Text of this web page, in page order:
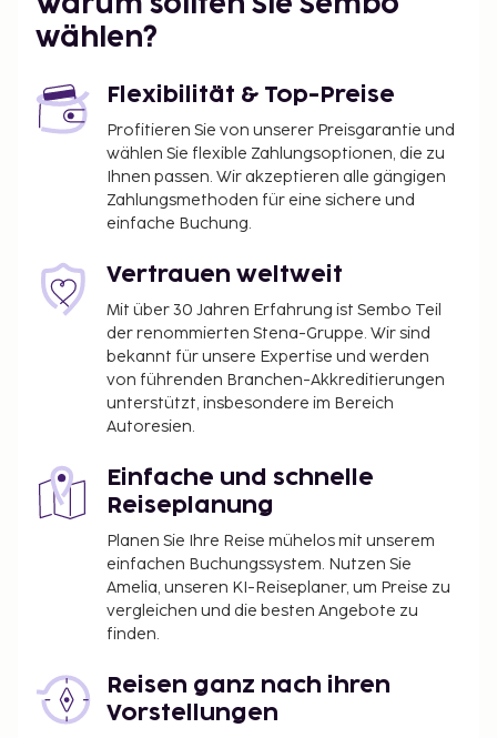
Warum sollten Sie Sembo
wählen?
Flexibilität & Top-Preise
Profitieren Sie von unserer Preisgarantie und
wählen Sie flexible Zahlungsoptionen, die zu
Ihnen passen. Wir akzeptieren alle gängigen
Zahlungsmethoden für eine sichere und
einfache Buchung.
Vertrauen weltweit
Mit über 30 Jahren Erfahrung ist Sembo Teil
der renommierten Stena-Gruppe. Wir sind
bekannt für unsere Expertise und werden
von führenden Branchen-Akkreditierungen
unterstützt, insbesondere im Bereich
Autoresien.
Einfache und schnelle
Reiseplanung
Planen Sie Ihre Reise mühelos mit unserem
einfachen Buchungssystem. Nutzen Sie
Amelia, unseren KI-Reiseplaner, um Preise zu
vergleichen und die besten Angebote zu
finden.
Reisen ganz nach ihren
Vorstellungen